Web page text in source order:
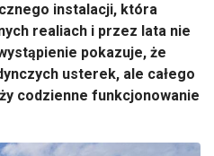
instalacji, która
realiach i przez lata nie
pokazuje, że
usterek, ale całego
codzienne funkcjonowanie